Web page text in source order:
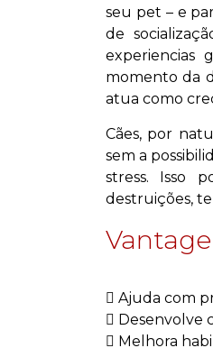
seu pet – e
de
experiencias
momento da
atua como
Cães, por
sem a
stress. Isso
destruições,
Ajuda com
Desenvolve
Melhora